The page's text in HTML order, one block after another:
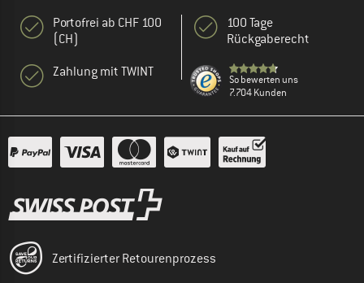
Portofrei ab CHF 100
(CH)
Zahlung mit TWINT
100 Tage
Rückgaberecht
So bewerten uns
7.704 Kunden
Zertifizierter Retourenprozess